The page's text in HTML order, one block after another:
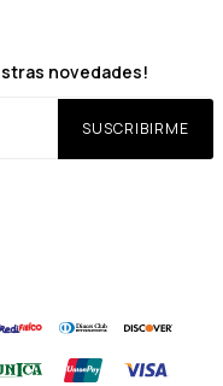
novedades!
SUSCRIBIRME